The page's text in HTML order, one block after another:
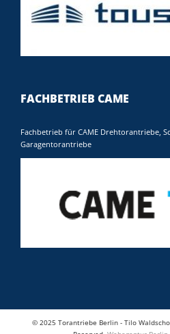
FACHBETRIEB CAME
Fachbetrieb für CAME Drehtorantriebe,
Garagentorantriebe
© 2025 Torantriebe Berlin - Tilo